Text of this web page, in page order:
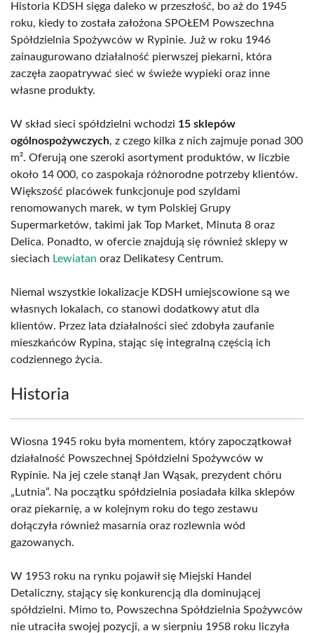
Historia KDSH sięga daleko w przeszłość, bo aż do 1945
roku, kiedy to została założona SPOŁEM Powszechna
Spółdzielnia Spożywców w Rypinie. Już w roku 1946
zainaugurowano działalność pierwszej piekarni, która
zaczęła zaopatrywać sieć w świeże wypieki oraz inne
własne produkty.
W skład sieci spółdzielni wchodzi 15 sklepów
ogólnospożywczych, z czego kilka z nich zajmuje ponad 300
m². Oferują one szeroki asortyment produktów, w liczbie
około 14 000, co zaspokaja różnorodne potrzeby klientów.
Większość placówek funkcjonuje pod szyldami
renomowanych marek, w tym Polskiej Grupy
Supermarketów, takimi jak Top Market, Minuta 8 oraz
Delica. Ponadto, w ofercie znajdują się również sklepy w
sieciach Lewiatan oraz Delikatesy Centrum.
Niemal wszystkie lokalizacje KDSH umiejscowione są we
własnych lokalach, co stanowi dodatkowy atut dla
klientów. Przez lata działalności sieć zdobyła zaufanie
mieszkańców Rypina, stając się integralną częścią ich
codziennego życia.
Historia
Wiosna 1945 roku była momentem, który zapoczątkował
działalność Powszechnej Spółdzielni Spożywców w
Rypinie. Na jej czele stanął Jan Wąsak, prezydent chóru
„Lutnia”. Na początku spółdzielnia posiadała kilka sklepów
oraz piekarnię, a w kolejnym roku do tego zestawu
dołączyła również masarnia oraz rozlewnia wód
gazowanych.
W 1953 roku na rynku pojawił się Miejski Handel
Detaliczny, stający się konkurencją dla dominującej
spółdzielni. Mimo to, Powszechna Spółdzielnia Spożywców
nie utraciła swojej pozycji, a w sierpniu 1958 roku liczyła